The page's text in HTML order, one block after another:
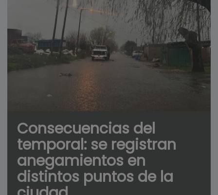
Consecuencias del
temporal: se registran
anegamientos en
distintos puntos de la